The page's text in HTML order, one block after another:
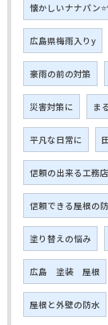
懐かしいナナパン
広島県梅雨入りy
豪雨の前の対策
災害対策に ま
平凡な日常に
信頼の出来る工務店
信頼できる屋根の
塗り替えの悩み
広島 塗装 屋根
屋根と外壁の防水